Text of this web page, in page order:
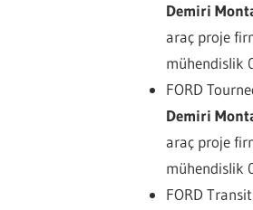
Demiri
araç proje
mühendislik
FORD
Demiri
araç proje
mühendislik
FORD